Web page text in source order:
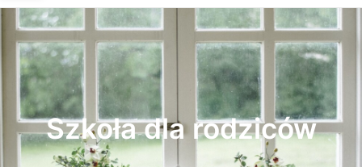
AKTUALNOŚCI
O NAS
TERAPIA
ZAPISY
PROFILAKTYKA
Szkoła dla rodziców